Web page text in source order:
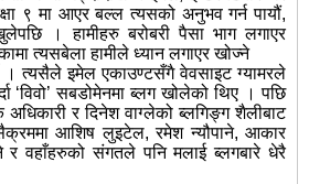
९ मा आएर बल्ल त्यसको अनुभव गर्न पायौं,
। हामीहरु बरोबरी पैसा भाग लगाएर
त्यसबेला हामीले ध्यान लगाएर खोज्ने
त्यसैले इमेल एकाउण्टसँगै वेवसाइट ग्यामरले
‘विवो’ सबडोमेनमा ब्लग खोलेको थिए । पछि
र दिनेश वाग्लेको ब्लगिङ्ग शैलीबाट
आशिष लुइटेल, रमेश न्यौपाने, आकार
वहाँहरुको संगतले पनि मलाई ब्लगबारे धेरै